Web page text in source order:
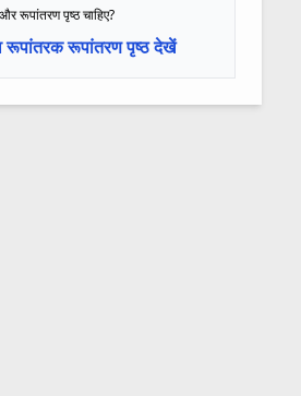
और रूपांतरण पृष्ठ चाहिए?
रूपांतरक रूपांतरण पृष्ठ देखें